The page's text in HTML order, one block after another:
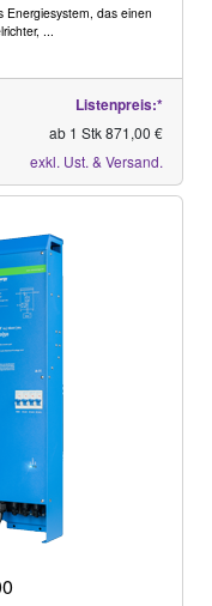
Energiesystem, das einen
...
Listenpreis:*
ab 1 Stk 871,00 €
exkl. Ust. & Versand.